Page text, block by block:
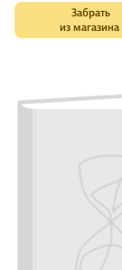
Забрать
из магазина